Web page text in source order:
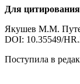
Для цитирования
Якушев М.М.
DOI: 10.35549/
Поступила в